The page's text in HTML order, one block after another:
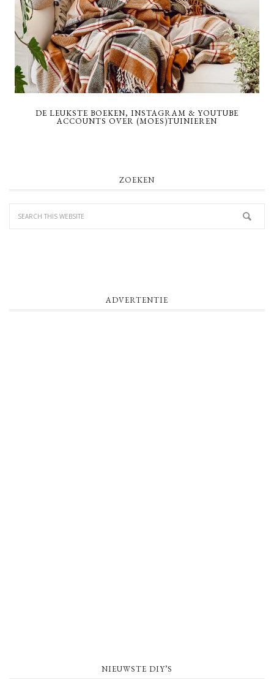
DE LEUKSTE BOEKEN, INSTAGRAM & YOUTUBE
ACCOUNTS OVER (MOES)TUINIEREN
ZOEKEN
ADVERTENTIE
NIEUWSTE DIY’S